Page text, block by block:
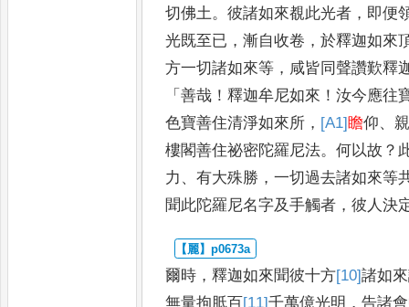
切佛土 。彼諸如來覩此光者 ， 即便
光既至已 ，漸自收卷 ，於釋迦如來
方一切諸如來等 ， 咸皆同聲讚歎釋
「善哉 ！釋迦牟尼如來 ！汝今應往
色寶善住清淨如來所 ， [A1]瞻仰、
樓閣善住祕密陀羅尼法。何以故 ？
力 、有大殊勝 ，一切過去諸如來等
聞此陀羅尼名字及手觸者 ，彼人決
爾時 ，釋迦如來聞彼十方[10]諸如
無量拘胝百[11]千萬億光明 ，告諸